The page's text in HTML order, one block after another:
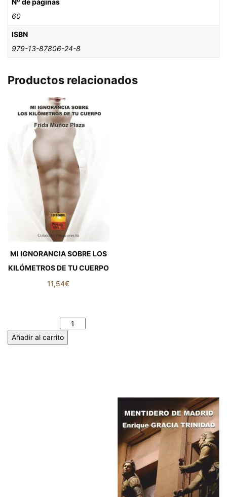
60
ISBN
979-13-87806-24-8
Productos relacionados
MI IGNORANCIA SOBRE LOS
KILÓMETROS DE TU CUERPO
11,54€
Añadir al carrito